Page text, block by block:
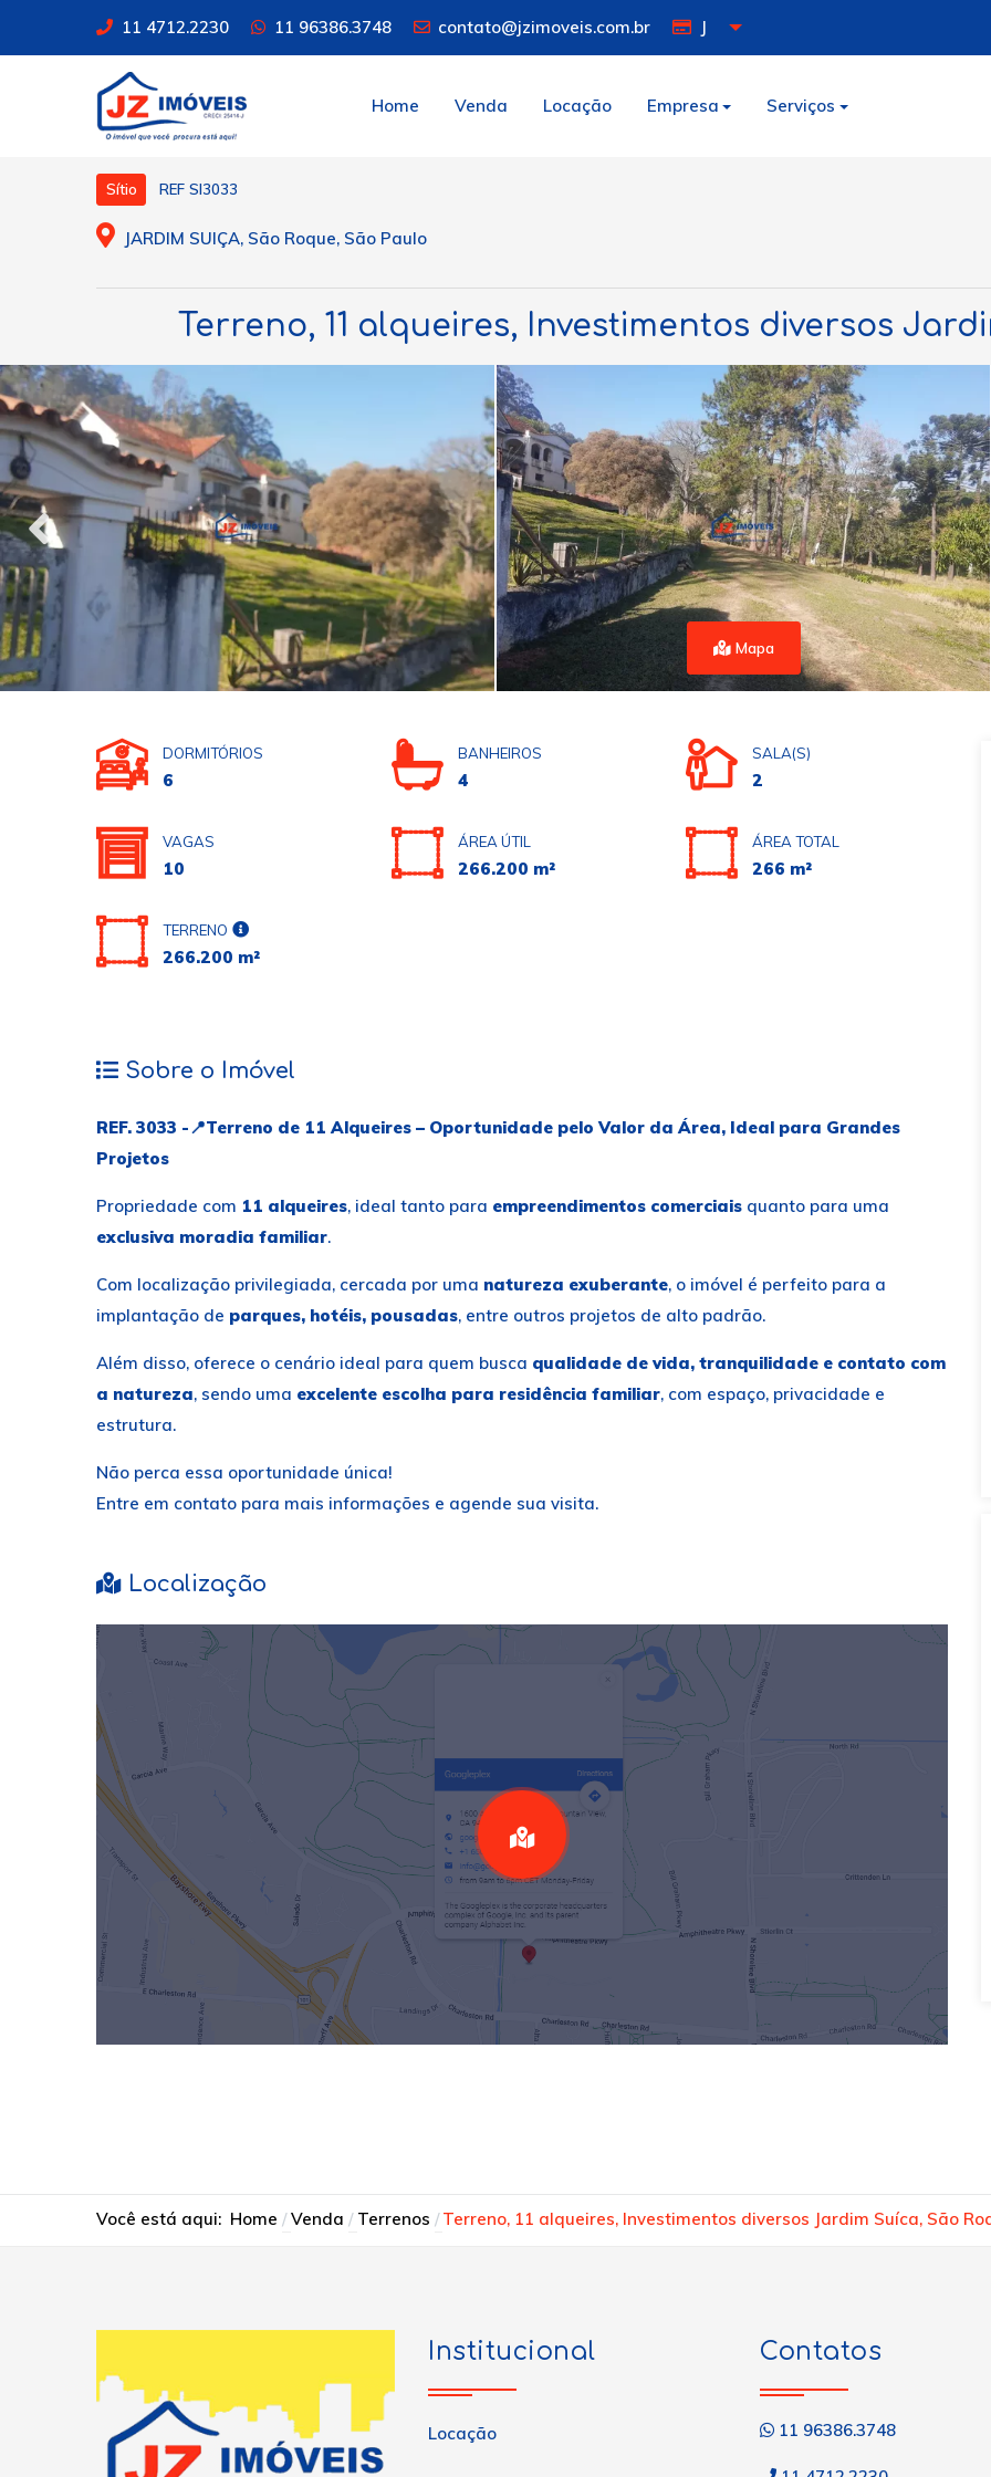
11 4712.2230 11 96386.3748 contato@jzimoveis.com.br J
Home Venda Locação Empresa Serviços
Sítio REF SI3033
JARDIM SUIÇA, São Roque, São Paulo
Terreno, 11 alqueires, Investimentos diversos
Mapa
DORMITÓRIOS
6
BANHEIROS
4
SALA(S)
2
VAGAS
10
ÁREA ÚTIL
266.200 m²
ÁREA TOTAL
266 m²
TERRENO
266.200 m²
Sobre o Imóvel
REF. 3033 -📍Terreno de 11 Alqueires – Oportunidade pelo Valor da Área, Ideal para Grandes
Projetos
Propriedade com 11 alqueires, ideal tanto para empreendimentos comerciais quanto para uma
exclusiva moradia familiar.
Com localização privilegiada, cercada por uma natureza exuberante, o imóvel é perfeito para a
implantação de parques, hotéis, pousadas, entre outros projetos de alto padrão.
Além disso, oferece o cenário ideal para quem busca qualidade de vida, tranquilidade e contato com
a natureza, sendo uma excelente escolha para residência familiar, com espaço, privacidade e
estrutura.
Não perca essa oportunidade única!
Entre em contato para mais informações e agende sua visita.
Localização
Você está aqui: Home Venda Terrenos Terreno, 11 alqueires, Investimentos diversos Jardim Suíca, São
Institucional
Locação
Contatos
11 96386.3748